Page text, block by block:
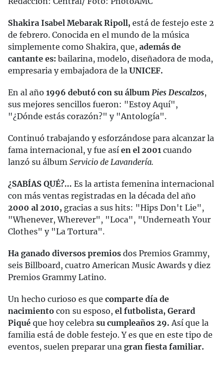
Shakira Isabel Mebarak Ripoll, está de festejo este 2
de febrero. Conocida en el mundo de la música
simplemente como Shakira, que, además de
cantante es: bailarina, modelo, diseñadora de moda,
empresaria y embajadora de la UNICEF.
En al año 1996 debutó con su álbum Pies Descalzos,
sus mejores sencillos fueron: "Estoy Aquí",
"¿Dónde estás corazón?" y "Antología".
Continuó trabajando y esforzándose para alcanzar la
fama internacional, y fue así en el 2001 cuando
lanzó su álbum Servicio de Lavandería.
¿SABÍAS QUÉ?... Es la artista femenina internacional
con más ventas registradas en la década del año
2000 al 2010, gracias a sus hits: "Hips Don't Lie",
"Whenever, Wherever", "Loca", "Underneath Your
Clothes" y "La Tortura".
Ha ganado diversos premios dos Premios Grammy,
seis Billboard, cuatro American Music Awards y diez
Premios Grammy Latino.
Un hecho curioso es que comparte día de
nacimiento con su esposo, el futbolista, Gerard
Piqué que hoy celebra su cumpleaños 29. Así que la
familia está de doble festejo. Y es que en este tipo de
eventos, suelen preparar una gran fiesta familiar.